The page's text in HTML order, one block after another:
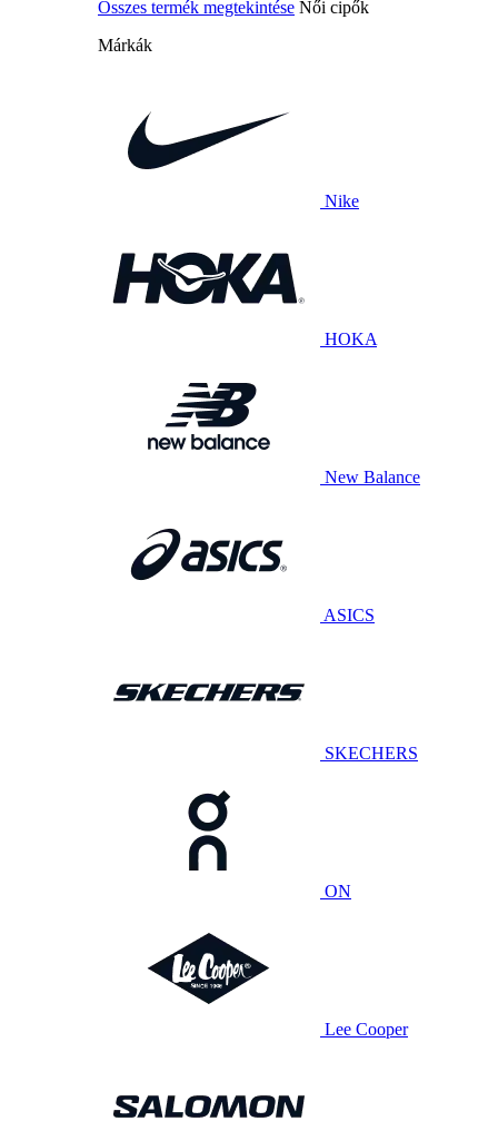
Összes termék megtekintése Női cipők
Márkák
Nike
HOKA
New Balance
ASICS
SKECHERS
ON
Lee Cooper